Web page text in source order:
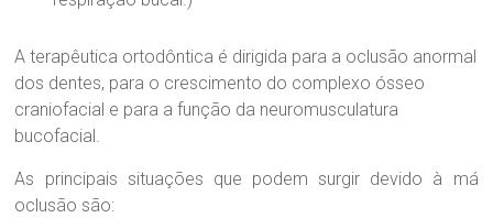
A terapêutica ortodôntica é dirigida para a oclusão anormal
dos dentes, para o crescimento do complexo ósseo
craniofacial e para a função da neuromusculatura
bucofacial.
As principais situações que podem surgir devido à má
oclusão são: